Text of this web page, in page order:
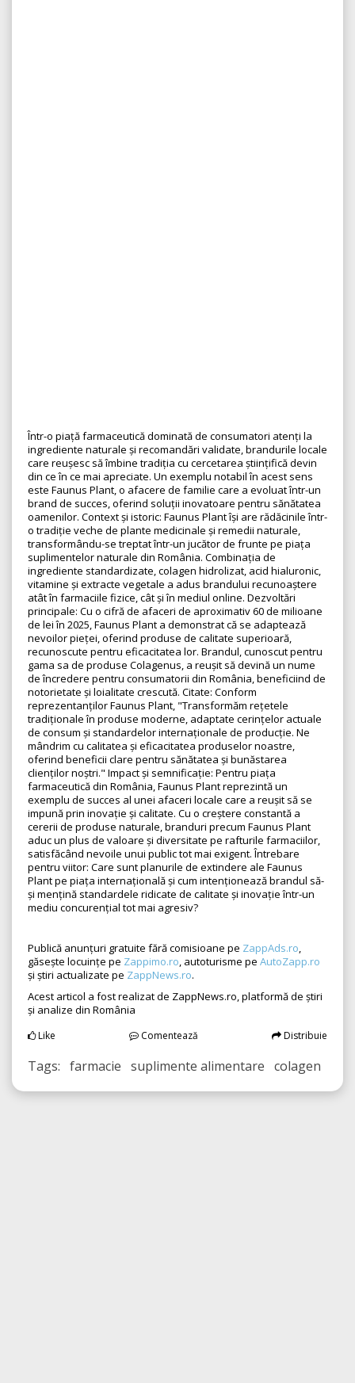
Într-o piață farmaceutică dominată de consumatori atenți la
ingrediente naturale și recomandări validate, brandurile locale
care reușesc să îmbine tradiția cu cercetarea științifică devin
din ce în ce mai apreciate. Un exemplu notabil în acest sens
este Faunus Plant, o afacere de familie care a evoluat într-un
brand de succes, oferind soluții inovatoare pentru sănătatea
oamenilor. Context și istoric: Faunus Plant își are rădăcinile într-
o tradiție veche de plante medicinale și remedii naturale,
transformându-se treptat într-un jucător de frunte pe piața
suplimentelor naturale din România. Combinația de
ingrediente standardizate, colagen hidrolizat, acid hialuronic,
vitamine și extracte vegetale a adus brandului recunoaștere
atât în farmaciile fizice, cât și în mediul online. Dezvoltări
principale: Cu o cifră de afaceri de aproximativ 60 de milioane
de lei în 2025, Faunus Plant a demonstrat că se adaptează
nevoilor pieței, oferind produse de calitate superioară,
recunoscute pentru eficacitatea lor. Brandul, cunoscut pentru
gama sa de produse Colagenus, a reușit să devină un nume
de încredere pentru consumatorii din România, beneficiind de
notorietate și loialitate crescută. Citate: Conform
reprezentanților Faunus Plant, "Transformăm rețetele
tradiționale în produse moderne, adaptate cerințelor actuale
de consum și standardelor internaționale de producție. Ne
mândrim cu calitatea și eficacitatea produselor noastre,
oferind beneficii clare pentru sănătatea și bunăstarea
clienților noștri." Impact și semnificație: Pentru piața
farmaceutică din România, Faunus Plant reprezintă un
exemplu de succes al unei afaceri locale care a reușit să se
impună prin inovație și calitate. Cu o creștere constantă a
cererii de produse naturale, branduri precum Faunus Plant
aduc un plus de valoare și diversitate pe rafturile farmaciilor,
satisfăcând nevoile unui public tot mai exigent. Întrebare
pentru viitor: Care sunt planurile de extindere ale Faunus
Plant pe piața internațională și cum intenționează brandul să-
și mențină standardele ridicate de calitate și inovație într-un
mediu concurențial tot mai agresiv?
Publică anunțuri gratuite fără comisioane pe ZappAds.ro,
găsește locuințe pe Zappimo.ro, autoturisme pe AutoZapp.ro
și știri actualizate pe ZappNews.ro.
Acest articol a fost realizat de ZappNews.ro, platformă de știri
și analize din România
Like Comentează Distribuie
Tags: farmacie suplimente alimentare colagen